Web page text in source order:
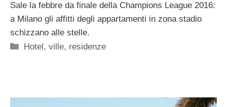
Sale la febbre da finale della Champions League 2016:
a Milano gli affitti degli appartamenti in zona stadio
schizzano alle stelle.
Categorie
Hotel, ville, residenze